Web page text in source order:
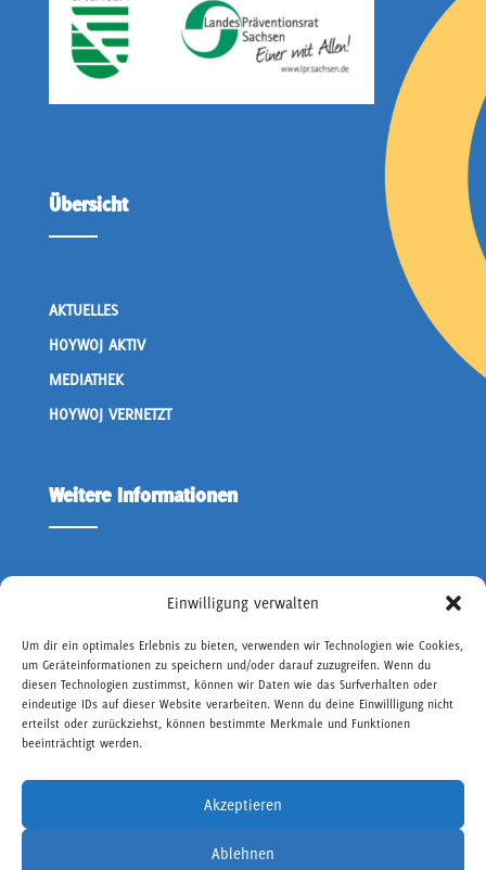
Einwilligung verwalten
Um dir ein optimales Erlebnis zu bieten, verwenden wir Technologien wie Cookies,
um Geräteinformationen zu speichern und/oder darauf zuzugreifen. Wenn du
diesen Technologien zustimmst, können wir Daten wie das Surfverhalten oder
eindeutige IDs auf dieser Website verarbeiten. Wenn du deine Einwillligung nicht
erteilst oder zurückziehst, können bestimmte Merkmale und Funktionen
beeinträchtigt werden.
Akzeptieren
Ablehnen
Übersicht
AKTUELLES
HOYWOJ AKTIV
MEDIATHEK
HOYWOJ VERNETZT
Weitere Informationen
IMPRESSUM
DATENSCHUTZ
BARRIEREFREIHEIT